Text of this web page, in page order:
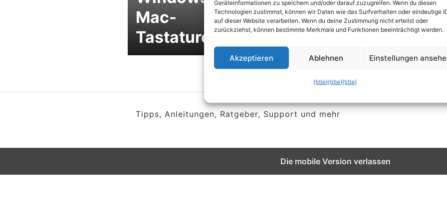
Mac-
Tastaturen
Tipps, Anleitungen, Ratgeber, Support und mehr
Geräteinformationen zu speichern und/oder darauf zuzugreifen. Wenn du diesen
Technologien zustimmst, können wir Daten wie das Surfverhalten oder eindeutige
auf dieser Website verarbeiten. Wenn du deine Zustimmung nicht erteilst oder
zurückziehst, können bestimmte Merkmale und Funktionen beeinträchtigt werden.
Akzeptieren Ablehnen Einstellungen
{title}{title}{title}
Die mobile Version verlassen